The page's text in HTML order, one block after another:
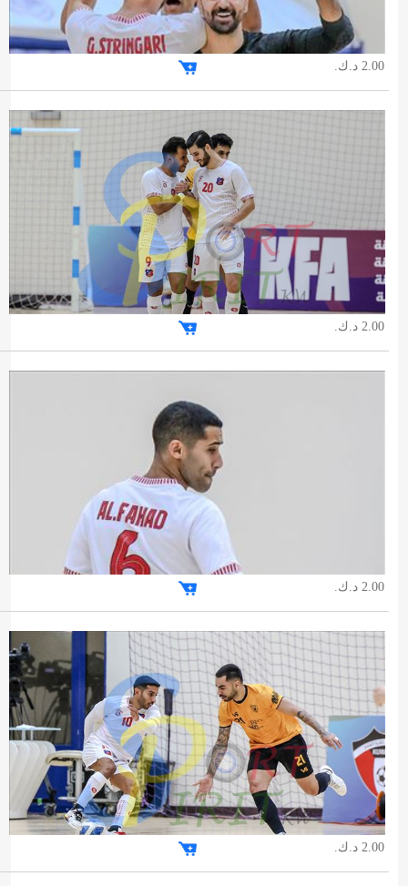
2.00 د.ك.
2.00 د.ك.
2.00 د.ك.
2.00 د.ك.